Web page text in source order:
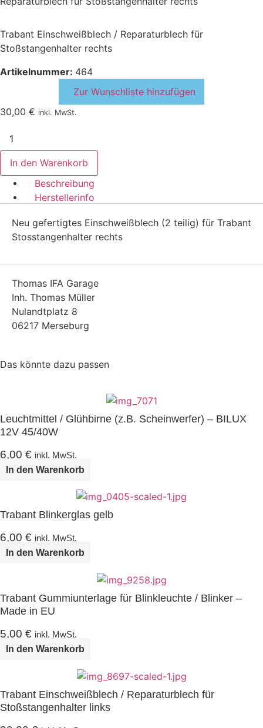
Trabant Einschweißblech / Reparaturblech für
Stoßstangenhalter rechts
Artikelnummer: 464
Zur Wunschliste hinzufügen
30,00 € inkl. MwSt.
Einschweißblech
/
Reparaturblech
für
Stoßstangenhalter
rechts
Menge
In den Warenkorb
Beschreibung
Herstellerinfo
Neu gefertigtes Einschweißblech (2 teilig) für Trabant
Stosstangenhalter rechts
Thomas IFA Garage
Inh. Thomas Müller
Nulandtplatz 8
06217 Merseburg
Das könnte dazu passen
Leuchtmittel / Glühbirne (z.B. Scheinwerfer) – BILUX
12V 45/40W
6,00 € inkl. MwSt.
In den Warenkorb
Trabant Blinkerglas gelb
6,00 € inkl. MwSt.
In den Warenkorb
Trabant Gummiunterlage für Blinkleuchte / Blinker –
Made in EU
5,00 € inkl. MwSt.
In den Warenkorb
Trabant Einschweißblech / Reparaturblech für
Stoßstangenhalter links